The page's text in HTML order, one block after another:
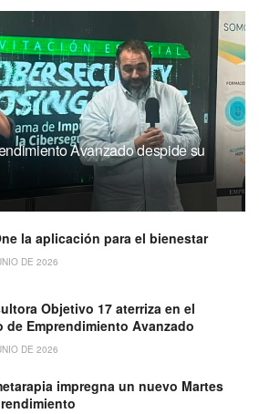
Avanzado despide su
la aplicación para el bienestar
DE 2026
Objetivo 17 aterriza en el
de Emprendimiento Avanzado
DE 2026
impregna un nuevo Martes